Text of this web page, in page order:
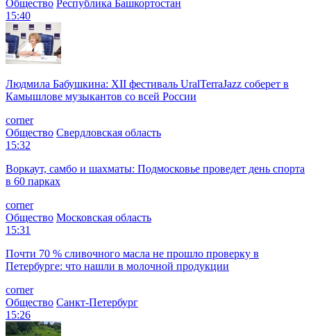
Общество Республика Башкортостан
15:40
Людмила Бабушкина: XII фестиваль UralTerraJazz соберет в
Камышлове музыкантов со всей России
corner
Общество Свердловская область
15:32
Воркаут, самбо и шахматы: Подмосковье проведет день спорта
в 60 парках
corner
Общество Московская область
15:31
Почти 70 % сливочного масла не прошло проверку в
Петербурге: что нашли в молочной продукции
corner
Общество Санкт-Петербург
15:26